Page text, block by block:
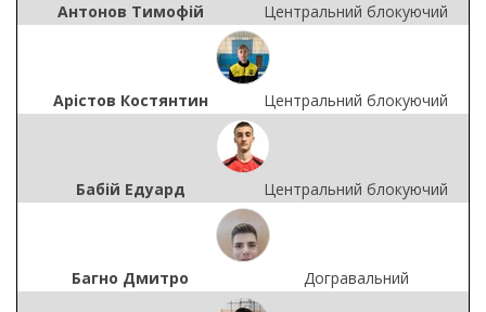
Антонов Тимофій Центральний блокуючий
Арістов Костянтин Центральний блокуючий
Бабій Едуард Центральний блокуючий
Багно Дмитро Догравальний